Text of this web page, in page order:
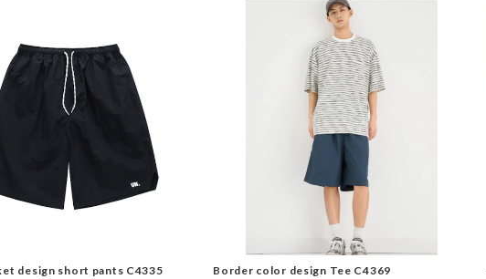
design short pants C4335
Border color design Tee C4369